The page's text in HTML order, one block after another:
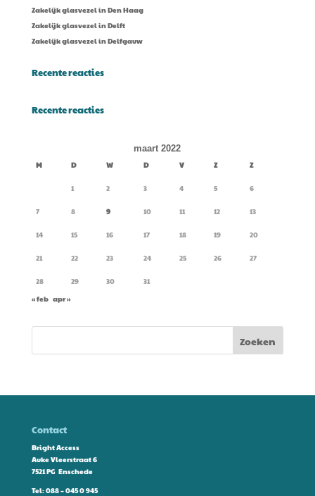
Zakelijk glasvezel in Den Haag
Zakelijk glasvezel in Delft
Zakelijk glasvezel in Delfgauw
Recente reacties
Recente reacties
maart 2022
M D W D V Z Z
1 2 3 4 5 6
7 8 9 10 11 12 13
14 15 16 17 18 19 20
21 22 23 24 25 26 27
28 29 30
31
« feb apr »
Contact
Bright Access
Auke Vleerstraat 6
7521 PG Enschede
Tel:088 – 045 0 945